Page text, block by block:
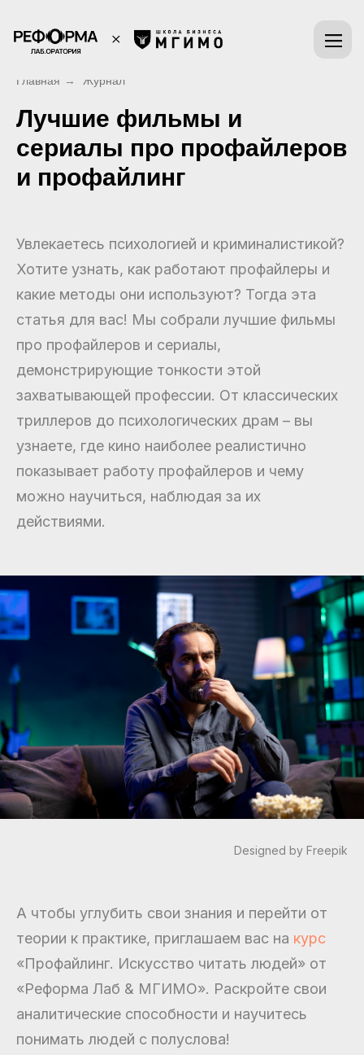
Главная → Журнал
Лучшие фильмы и
сериалы про профайлеров
и профайлинг
Увлекаетесь психологией и криминалистикой?
Хотите узнать, как работают профайлеры и
какие методы они используют? Тогда эта
статья для вас! Мы собрали лучшие фильмы
про профайлеров и сериалы,
демонстрирующие тонкости этой
захватывающей профессии. От классических
триллеров до психологических драм – вы
узнаете, где кино наиболее реалистично
показывает работу профайлеров и чему
можно научиться, наблюдая за их
действиями.
Designed by Freepik
А чтобы углубить свои знания и перейти от
теории к практике, приглашаем вас на курс
«Профайлинг. Искусство читать людей» от
«Реформа Лаб & МГИМО». Раскройте свои
аналитические способности и научитесь
понимать людей с полуслова!